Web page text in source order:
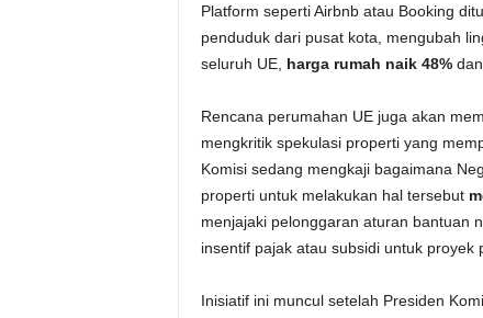
Platform seperti Airbnb atau Booking
penduduk dari pusat kota, mengubah
seluruh UE, harga rumah naik 48%dan
Rencana perumahan UE juga akan
mengkritik spekulasi properti yang
Komisi sedang mengkaji bagaimana
properti untuk melakukan hal tersebut
menjajaki pelonggaran aturan bantuan
insentif pajak atau subsidi untuk proyek
Inisiatif ini muncul setelah Presiden